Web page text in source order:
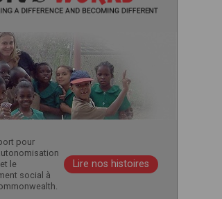
pour
le
social à
Lire nos histoires